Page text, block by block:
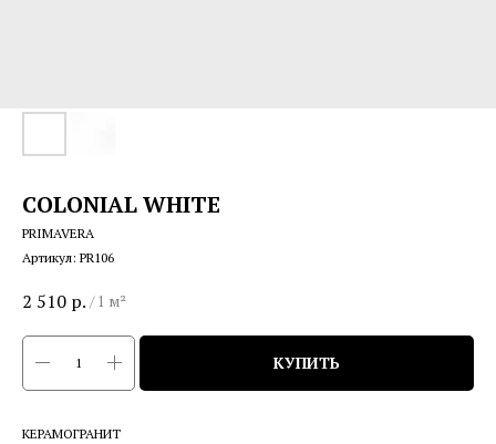
COLONIAL WHITE
PRIMAVERA
Артикул: PR106
2 510 р. / 1 м²
КУПИТЬ
КЕРАМОГРАНИТ